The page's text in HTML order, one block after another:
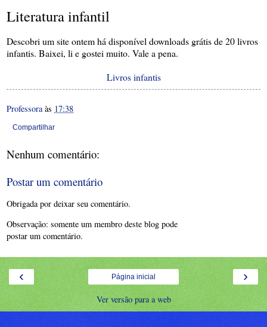
Literatura infantil
Descobri um site ontem há disponível downloads grátis de 20 livros
infantis. Baixei, li e gostei muito. Vale a pena.
Livros infantis
Professora às 17:38
Compartilhar
Nenhum comentário:
Postar um comentário
Obrigada por deixar seu comentário.
Observação: somente um membro deste blog pode
postar um comentário.
‹ ›
Página inicial
Ver versão para a web